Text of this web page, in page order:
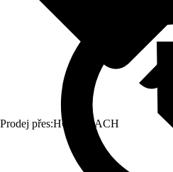
Prodej přes:HORNBACH